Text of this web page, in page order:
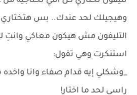
وهيجيلك لحد عندك.. بس هتختاري
التليفون مش هيكون معاكي وانتِ
استنكرت وهي تقول:
_وشكلي إيه قدام صفاء وانا واخده
راسي لحد ما اختار!